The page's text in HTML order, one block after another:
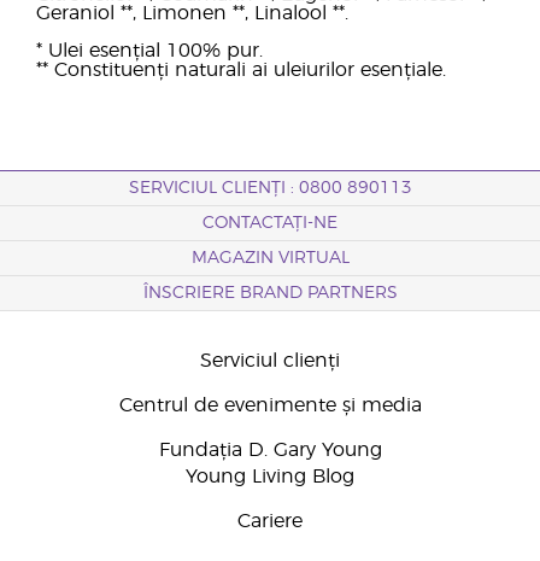
Geraniol **, Limonen **, Linalool **.
* Ulei esențial 100% pur.
** Constituenți naturali ai uleiurilor esențiale.
SERVICIUL CLIENȚI : 0800 890113
CONTACTAȚI-NE
MAGAZIN VIRTUAL
ÎNSCRIERE BRAND PARTNERS
Serviciul clienți
Centrul de evenimente și media
Fundația D. Gary Young
Young Living Blog
Cariere